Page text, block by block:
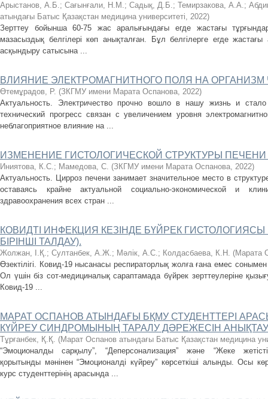
Арыстанов, А.Б.; Сағынғали, Н.М.; Садық, Д.Б.; Темирзакова, А.А.;
атындағы Батыс Қазақстан медицина университеті, 2022)
Зерттеу бойынша 60-75 жас аралығындағы егде жастағы
мазасыздық белгілері көп анықталған. Бұл белгілерге егде
асқындыру сатысына ...
ВЛИЯНИЕ ЭЛЕКТРОМАГНИТНОГО ПОЛЯ НА ОРГАНИЗМ
Өтемұрадов, Р. (ЗКГМУ имени Марата Оспанова, 2022)
Актуальность. Электричество прочно вошло в нашу жизнь и
технический прогресс связан с увеличением уровня
неблагоприятное влияние на ...
ИЗМЕНЕНИЕ ГИСТОЛОГИЧЕСКОЙ СТРУКТУРЫ
Иниятова, К.С.; Мамедова, С. (ЗКГМУ имени Марата Оспанова, 2022)
Актуальность. Цирроз печени занимает значительное место в
оставаясь крайне актуальной социально-экономической и
здравоохранения всех стран ...
КОВИДТІ ИНФЕКЦИЯ КЕЗІНДЕ БҮЙРЕК
БІРІНШІ ТАЛДАУ).
Жолжан, І.Қ.; Султанбек, А.Ж.; Мәлік, А.С.; Колдасбаева, К.Н. (Марата
Өзектілігі. Ковид-19 нысанасы респираторлық жолға ғана емес
Ол үшін біз сот-медициналық сараптамада бүйрек зерттеулеріне
Ковид-19 ...
МАРАТ ОСПАНОВ АТЫНДАҒЫ БҚМУ СТУДЕНТТЕРІ
КҮЙРЕУ СИНДРОМЫНЫҢ ТАРАЛУ ДӘРЕЖЕСІН АНЫҚТАУ
Тұрғанбек, Қ.Қ. (Марат Оспанов атындағы Батыс Қазақстан медицина
“Эмоционалды сарқылу”, “Деперсонализация” және “Жеке
қорытынды мәнінен “Эмоционалді күйреу” көрсеткіші алынды. Осы
курс студенттерінің арасында ...